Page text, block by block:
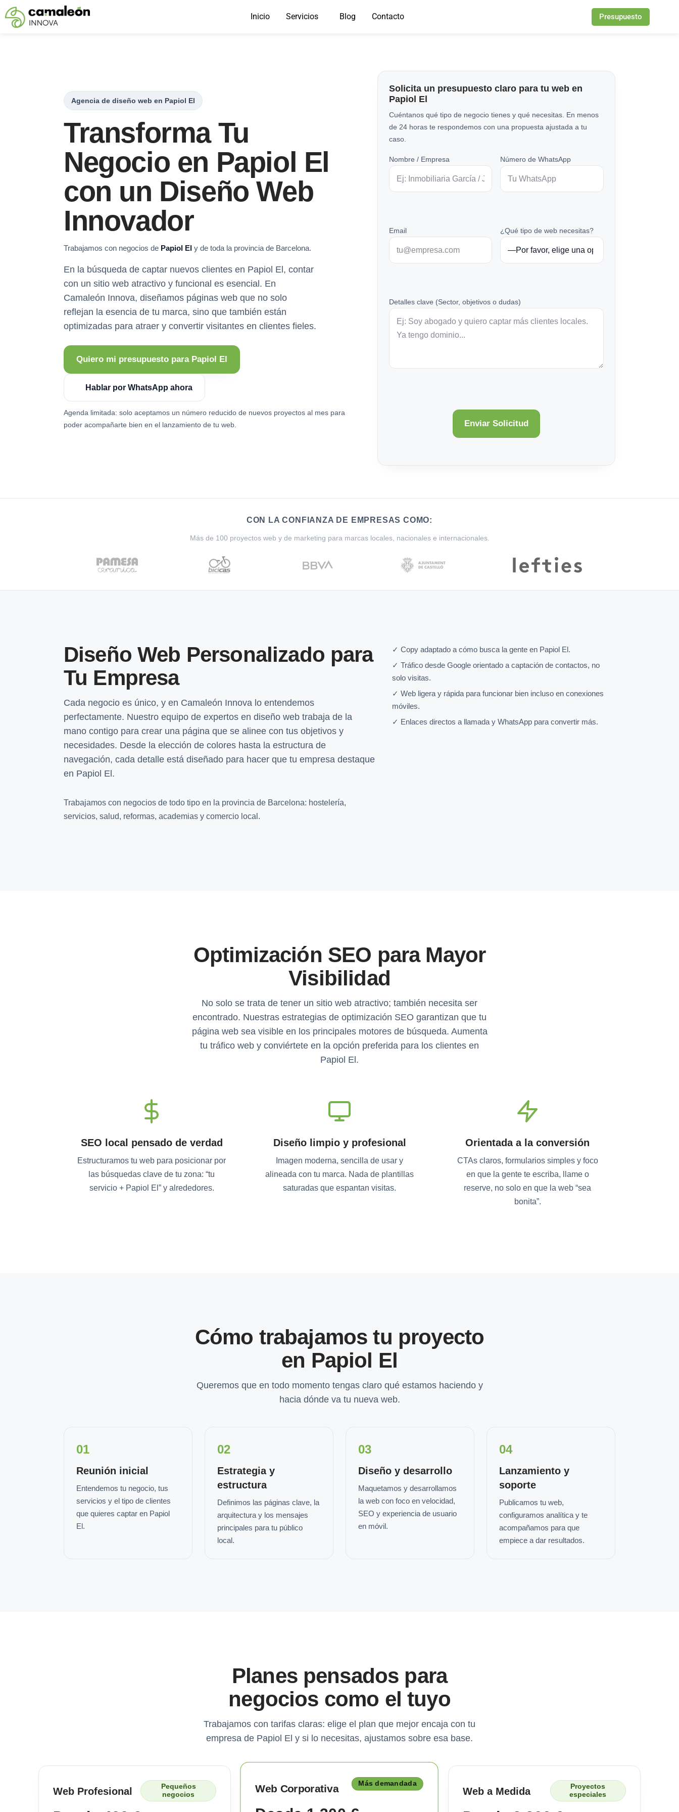
Saltar
Inicio Servicios Blog Contacto Presupuesto
Agencia de diseño web en Papiol El
Transforma Tu
Negocio en Papiol El
con un Diseño Web
Innovador
Trabajamos con negocios de Papiol El y de toda la provincia de Barcelona.
En la búsqueda de captar nuevos clientes en Papiol El, contar
con un sitio web atractivo y funcional es esencial. En
Camaleón Innova, diseñamos páginas web que no solo
reflejan la esencia de tu marca, sino que también están
optimizadas para atraer y convertir visitantes en clientes fieles.
Quiero mi presupuesto para Papiol El
Hablar por WhatsApp ahora
Agenda limitada: solo aceptamos un número reducido de nuevos proyectos al mes para
poder acompañarte bien en el lanzamiento de tu web.
Solicita un presupuesto claro para tu web en
Papiol El
Cuéntanos qué tipo de negocio tienes y qué necesitas. En menos
de 24 horas te respondemos con una propuesta ajustada a tu
caso.
Nombre / Empresa Número de WhatsApp
Email ¿Qué tipo de web necesitas?
Detalles clave (Sector, objetivos o dudas)
CON LA CONFIANZA DE EMPRESAS COMO:
Más de 100 proyectos web y de marketing para marcas locales, nacionales e internacionales.
Diseño Web Personalizado para
Tu Empresa
Cada negocio es único, y en Camaleón Innova lo entendemos
perfectamente. Nuestro equipo de expertos en diseño web trabaja de la
mano contigo para crear una página que se alinee con tus objetivos y
necesidades. Desde la elección de colores hasta la estructura de
navegación, cada detalle está diseñado para hacer que tu empresa destaque
en Papiol El.
Trabajamos con negocios de todo tipo en la provincia de Barcelona: hostelería,
servicios, salud, reformas, academias y comercio local.
✓ Copy adaptado a cómo busca la gente en Papiol El.
✓ Tráfico desde Google orientado a captación de contactos, no
solo visitas.
✓ Web ligera y rápida para funcionar bien incluso en conexiones
móviles.
✓ Enlaces directos a llamada y WhatsApp para convertir más.
Optimización SEO para Mayor
Visibilidad
No solo se trata de tener un sitio web atractivo; también necesita ser
encontrado. Nuestras estrategias de optimización SEO garantizan que tu
página web sea visible en los principales motores de búsqueda. Aumenta
tu tráfico web y conviértete en la opción preferida para los clientes en
Papiol El.
SEO local pensado de verdad
Estructuramos tu web para posicionar por
las búsquedas clave de tu zona: “tu
servicio + Papiol El” y alrededores.
Diseño limpio y profesional
Imagen moderna, sencilla de usar y
alineada con tu marca. Nada de plantillas
saturadas que espantan visitas.
Orientada a la conversión
CTAs claros, formularios simples y foco
en que la gente te escriba, llame o
reserve, no solo en que la web “sea
bonita”.
Cómo trabajamos tu proyecto
en Papiol El
Queremos que en todo momento tengas claro qué estamos haciendo y
hacia dónde va tu nueva web.
01
Reunión inicial
Entendemos tu negocio, tus
servicios y el tipo de clientes
que quieres captar en Papiol
El.
02
Estrategia y
estructura
Definimos las páginas clave, la
arquitectura y los mensajes
principales para tu público
local.
03
Diseño y desarrollo
Maquetamos y desarrollamos
la web con foco en velocidad,
SEO y experiencia de usuario
en móvil.
04
Lanzamiento y
soporte
Publicamos tu web,
configuramos analítica y te
acompañamos para que
empiece a dar resultados.
Planes pensados para
negocios como el tuyo
Trabajamos con tarifas claras: elige el plan que mejor encaja con tu
empresa de Papiol El y si lo necesitas, ajustamos sobre esa base.
Web Profesional
Pequeños
negocios
Web Corporativa Más demandada
Web a Medida
Proyectos
especiales